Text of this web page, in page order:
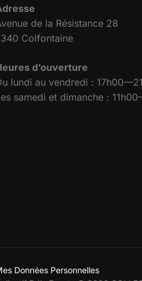
de la Résistance 28
Colfontaine
d’ouverture
lundi au vendredi :
samedi et dimanche :
Données Personnelles